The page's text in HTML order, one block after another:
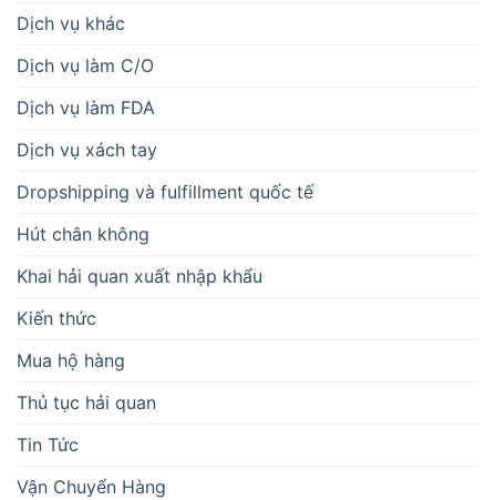
Dịch vụ khác
Dịch vụ làm C/O
Dịch vụ làm FDA
Dịch vụ xách tay
Dropshipping và fulfillment quốc tế
Hút chân không
Khai hải quan xuất nhập khẩu
Kiến thức
Mua hộ hàng
Thủ tục hải quan
Tin Tức
Vận Chuyển Hàng